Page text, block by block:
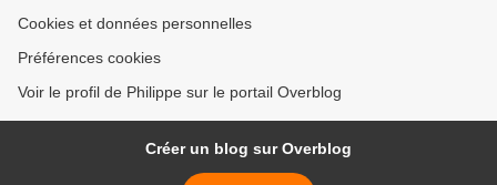
Cookies et données personnelles
Préférences cookies
Voir le profil de Philippe sur le portail Overblog
Créer un blog sur Overblog